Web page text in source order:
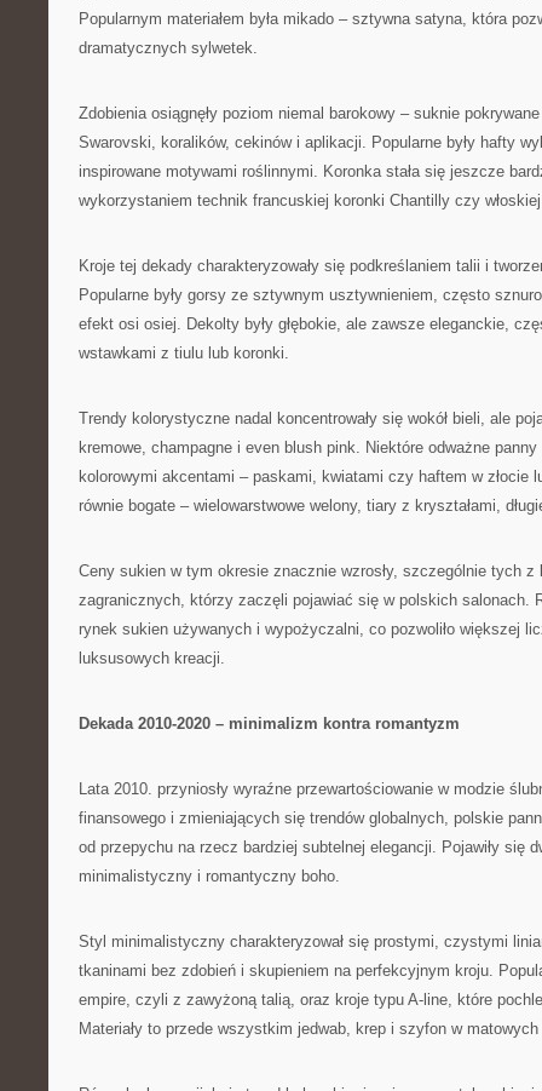
Popularnym materiałem była mikado – sztywna satyna, która
dramatycznych sylwetek.
Zdobienia osiągnęły poziom niemal barokowy – suknie
Swarovski, koralików, cekinów i aplikacji. Popularne były hafty
inspirowane motywami roślinnymi. Koronka stała się jeszcze
wykorzystaniem technik francuskiej koronki Chantilly czy
Kroje tej dekady charakteryzowały się podkreślaniem talii i
Popularne były gorsy ze sztywnym usztywnieniem, często
efekt osi osiej. Dekolty były głębokie, ale zawsze eleganckie,
wstawkami z tiulu lub koronki.
Trendy kolorystyczne nadal koncentrowały się wokół bieli, ale
kremowe, champagne i even blush pink. Niektóre odważne panny
kolorowymi akcentami – paskami, kwiatami czy haftem w złocie
równie bogate – wielowarstwowe welony, tiary z kryształami,
Ceny sukien w tym okresie znacznie wzrosły, szczególnie tych z
zagranicznych, którzy zaczęli pojawiać się w polskich salonach.
rynek sukien używanych i wypożyczalni, co pozwoliło większej
luksusowych kreacji.
Dekada 2010-2020 – minimalizm kontra romantyzm
Lata 2010. przyniosły wyraźne przewartościowanie w modzie
finansowego i zmieniających się trendów globalnych, polskie
od przepychu na rzecz bardziej subtelnej elegancji. Pojawiły się
minimalistyczny i romantyczny boho.
Styl minimalistyczny charakteryzował się prostymi, czystymi
tkaninami bez zdobień i skupieniem na perfekcyjnym kroju.
empire, czyli z zawyżoną talią, oraz kroje typu A-line, które
Materiały to przede wszystkim jedwab, krep i szyfon w